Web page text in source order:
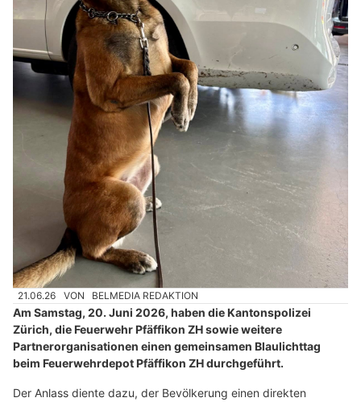
21.06.26 VON BELMEDIA REDAKTION
Am Samstag, 20. Juni 2026, haben die Kantonspolizei
Zürich, die Feuerwehr Pfäffikon ZH sowie weitere
Partnerorganisationen einen gemeinsamen Blaulichttag
beim Feuerwehrdepot Pfäffikon ZH durchgeführt.
Der Anlass diente dazu, der Bevölkerung einen direkten